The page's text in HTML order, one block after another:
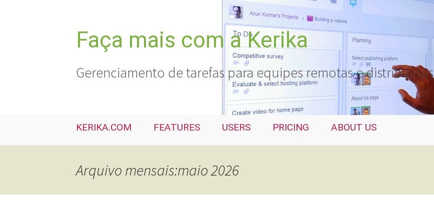
Faça mais com a Kerika
Gerenciamento de tarefas para equipes remotas e distribuídas
KERIKA.COM FEATURES USERS PRICING ABOUT US
Arquivo mensais:maio 2026